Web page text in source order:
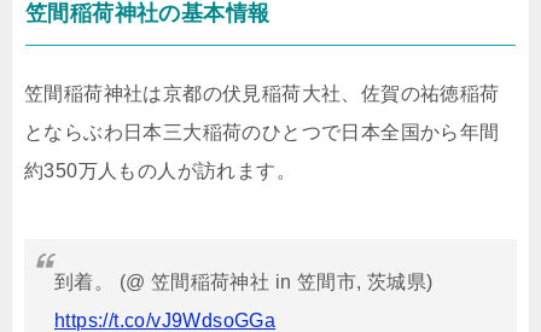
笠間稲荷神社の基本情報
笠間稲荷神社は京都の伏見稲荷大社、佐賀の祐徳稲荷
とならぶわ日本三大稲荷のひとつで日本全国から年間
約350万人もの人が訪れます。
到着。 (@ 笠間稲荷神社 in 笠間市, 茨城県)
https://t.co/vJ9WdsoGGa